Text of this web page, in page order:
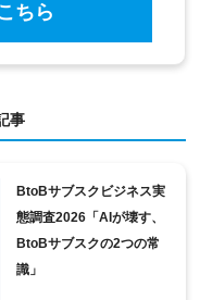
ちら
事
BtoBサブスクビジネス実
態調査2026「AIが壊す、
BtoBサブスクの2つの常
識」